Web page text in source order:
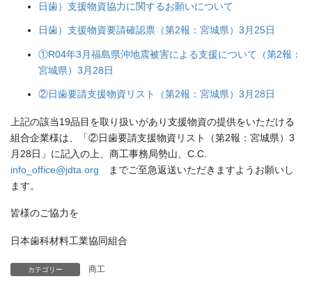
日歯）支援物資協力に関するお願いについて
日歯）支援物資要請確認票（第2報：宮城県）3月25日
①R04年3月福島県沖地震被害による支援について（第2報：
宮城県）3月28日
②日歯要請支援物資リスト（第2報：宮城県）3月28日
上記の該当19品目を取り扱いがあり支援物資の提供をいただける
組合企業様は、「②日歯要請支援物資リスト（第2報：宮城県）3
月28日」に記入の上、商工事務局勢山、C.C.
info_office@jdta.org までご至急返送いただきますようお願いし
ます。
皆様のご協力を
日本歯科材料工業協同組合
カテゴリー 商工